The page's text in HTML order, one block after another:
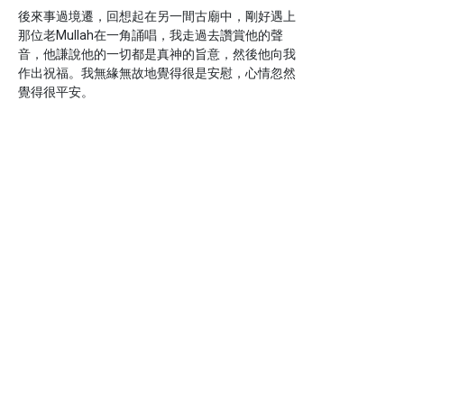
後來事過境遷，回想起在另一間古廟中，剛好遇上
那位老Mullah在一角誦唱，我走過去讚賞他的聲
音，他謙說他的一切都是真神的旨意，然後他向我
作出祝福。我無緣無故地覺得很是安慰，心情忽然
覺得很平安。